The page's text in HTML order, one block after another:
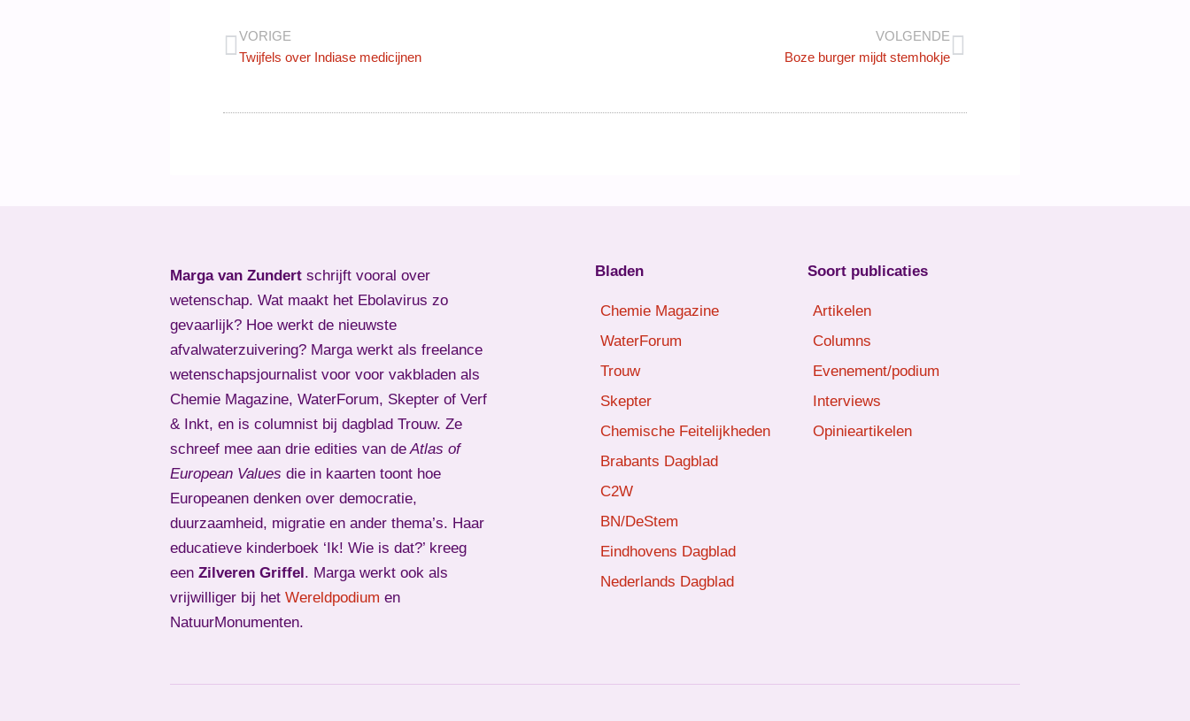
VORIGE
Twijfels over Indiase medicijnen
VOLGENDE
Boze burger mijdt stemhokje
Marga van Zundert schrijft vooral over
wetenschap. Wat maakt het Ebolavirus zo
gevaarlijk? Hoe werkt de nieuwste
afvalwaterzuivering? Marga werkt als freelance
wetenschapsjournalist voor voor vakbladen als
Chemie Magazine, WaterForum, Skepter of Verf
& Inkt, en is columnist bij dagblad Trouw. Ze
schreef mee aan drie edities van deAtlas of
European Values die in kaarten toont hoe
Europeanen denken over democratie,
duurzaamheid, migratie en ander thema’s. Haar
educatieve kinderboek ‘Ik! Wie is dat?’ kreeg
een Zilveren Griffel . Marga werkt ook als
vrijwilliger bij het Wereldpodium en
NatuurMonumenten.
Bladen
Chemie Magazine
WaterForum
Trouw
Skepter
Chemische Feitelijkheden
Brabants Dagblad
C2W
BN/DeStem
Eindhovens Dagblad
Nederlands Dagblad
Soort publicaties
Artikelen
Columns
Evenement/podium
Interviews
Opinieartikelen